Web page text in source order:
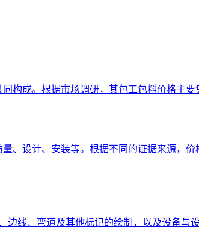
构成。根据市场调研，其包工包料价格主要
、设计、安装等。根据不同的证据来源，
线、弯道及其他标记的绘制，以及设备